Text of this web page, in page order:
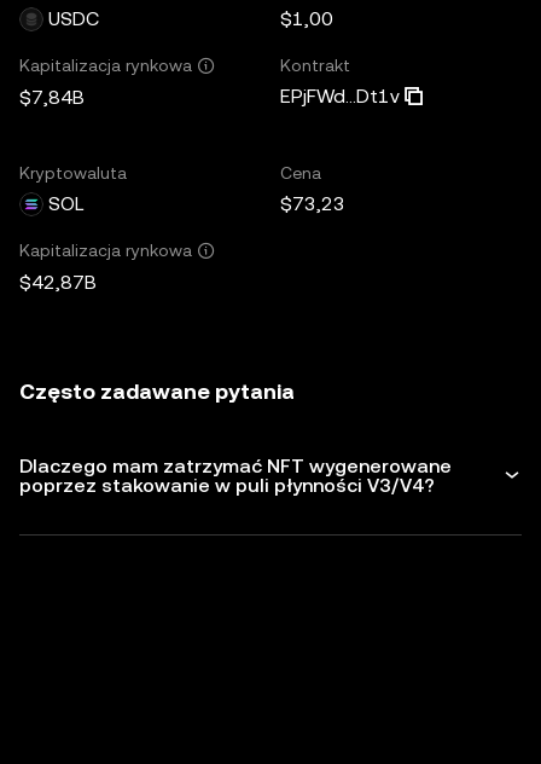
USDC $1,00
Kapitalizacja rynkowa
$7,84B
Kontrakt
EPjFWd...Dt1v
Kryptowaluta
SOL
Cena
$73,23
Kapitalizacja rynkowa
$42,87B
Często zadawane pytania
Dlaczego mam zatrzymać NFT wygenerowane
poprzez stakowanie w puli płynności V3/V4?